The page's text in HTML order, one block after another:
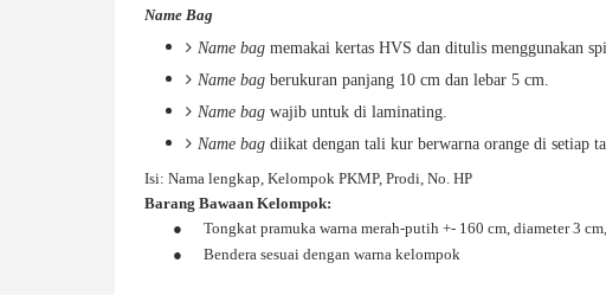
Name Bag
Name bag memakai kertas HVS dan ditulis menggunakan
Name bag berukuran panjang 10 cm dan lebar 5 cm.
Name bag wajib untuk di laminating.
Name bag diikat dengan tali kur berwarna orange di setiap
Isi: Nama lengkap, Kelompok PKMP, Prodi, No. HP
Barang Bawaan Kelompok:
●
Tongkat pramuka warna merah-putih +- 160 cm, diameter 3
●
Bendera sesuai dengan warna kelompok